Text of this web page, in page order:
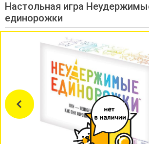
Настольная игра
единорожки